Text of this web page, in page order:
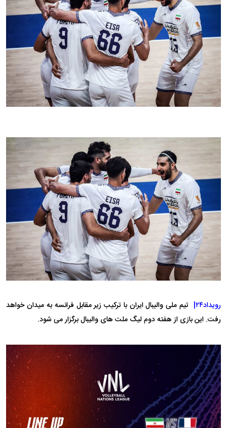
رویداد۲۴|
تیم ملی والیبال ایران با ترکیب زیر مقابل فرانسه به میدان خواهد
رفت. این بازی از هفته دوم لیگ ملت های والیبال برگزار می شود.